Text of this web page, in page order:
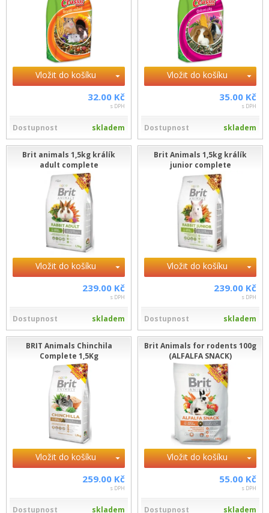
Vložit do košíku
32.00 Kč
s DPH
Dostupnost skladem
Vložit do košíku
35.00 Kč
s DPH
Dostupnost skladem
Brit animals 1,5kg králík
adult complete
Vložit do košíku
239.00 Kč
s DPH
Dostupnost skladem
Brit Animals 1,5kg králík
junior complete
Vložit do košíku
239.00 Kč
s DPH
Dostupnost skladem
BRIT Animals Chinchila
Complete 1,5Kg
Vložit do košíku
259.00 Kč
s DPH
Dostupnost skladem
Brit Animals for rodents 100g
(ALFALFA SNACK)
Vložit do košíku
55.00 Kč
s DPH
Dostupnost skladem